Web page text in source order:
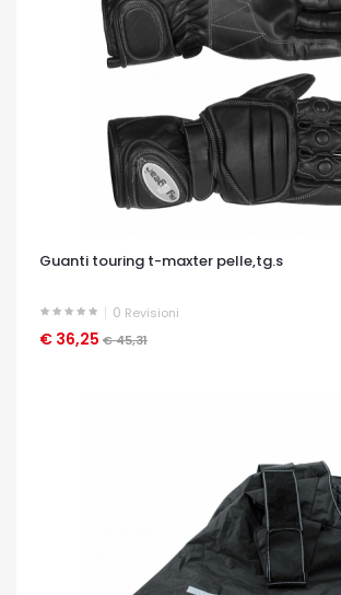
Guanti touring t-maxter pelle,tg.s
0 Revisioni
€ 36,25 € 45,31
OCCHIATA VELOCE